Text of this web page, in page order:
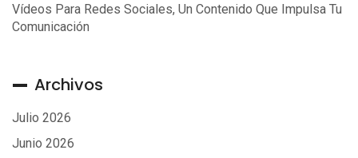
Vídeos Para Redes Sociales, Un Contenido Que Impulsa Tu
Comunicación
Archivos
Julio 2026
Junio 2026